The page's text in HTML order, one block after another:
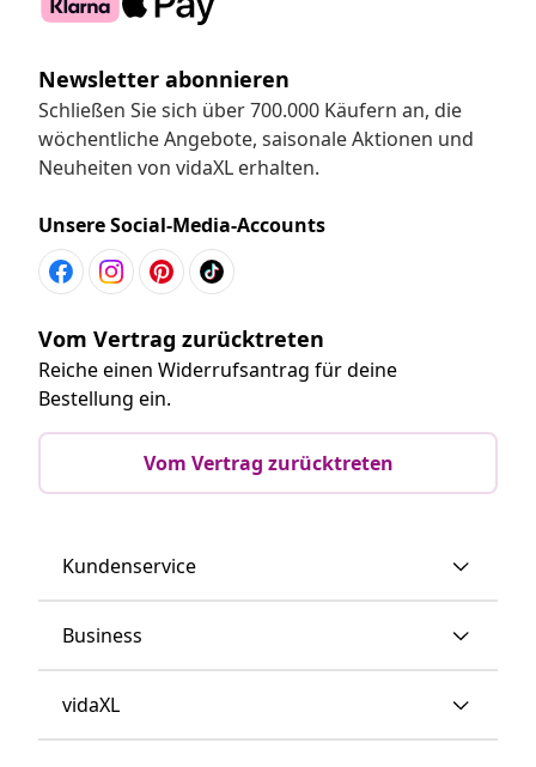
Newsletter abonnieren
Schließen Sie sich über 700.000 Käufern an, die
wöchentliche Angebote, saisonale Aktionen und
Neuheiten von vidaXL erhalten.
Unsere Social-Media-Accounts
Vom Vertrag zurücktreten
Reiche einen Widerrufsantrag für deine
Bestellung ein.
Vom Vertrag zurücktreten
Kundenservice
Business
vidaXL